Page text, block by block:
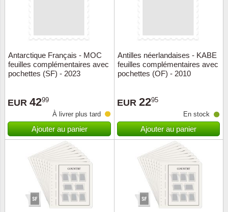
Antarctique Français - MOC
feuilles complémentaires avec
pochettes (SF) - 2023
EUR 4299
À livrer plus tard
Ajouter au panier
Antilles néerlandaises - KABE
feuilles complémentaires avec
pochettes (OF) - 2010
EUR 2295
En stock
Ajouter au panier